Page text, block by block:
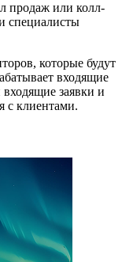
продаж или колл-
специалисты
которые будут
входящие
заявки и
с клиентами.